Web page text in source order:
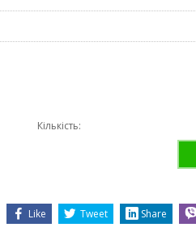
Кількість:
Like Tweet Share